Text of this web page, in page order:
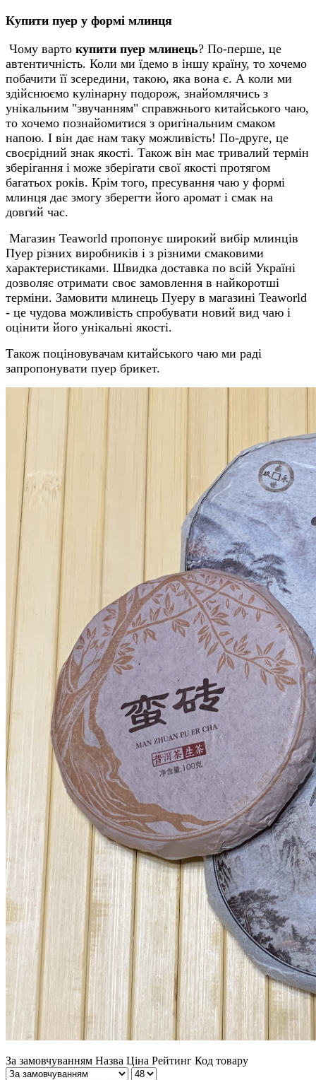
Купити пуер у формі млинця
Чому варто купити пуер млинець? По-перше, це
автентичність. Коли ми їдемо в іншу країну, то хочемо
побачити її зсередини, такою, яка вона є. А коли ми
здійснюємо кулінарну подорож, знайомлячись з
унікальним "звучанням" справжнього китайського чаю,
то хочемо познайомитися з оригінальним смаком
напою. І він дає нам таку можливість! По-друге, це
своєрідний знак якості. Також він має тривалий термін
зберігання і може зберігати свої якості протягом
багатьох років. Крім того, пресування чаю у формі
млинця дає змогу зберегти його аромат і смак на
довгий час.
Магазин Teaworld пропонує широкий вибір млинців
Пуер різних виробників і з різними смаковими
характеристиками. Швидка доставка по всій Україні
дозволяє отримати своє замовлення в найкоротші
терміни. Замовити млинець Пуеру в магазині Teaworld
- це чудова можливість спробувати новий вид чаю і
оцінити його унікальні якості.
Також поціновувачам китайського чаю ми раді
запропонувати пуер брикет.
За замовчуванням Назва Ціна Рейтинг Код товару